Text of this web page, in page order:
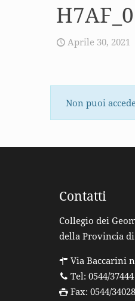
Aprile 30, 2021
Non puoi
Contatti
Collegio dei
della Provincia
Via Baccarini
Tel: 0544/37444
Fax: 0544/34028